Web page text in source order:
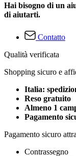
Hai bisogno di un
di aiutarti.
Contatto
Qualità verificata
Shopping sicuro e
Italia:
Reso gratuito
Almeno 1
Pagamento
Pagamento sicuro
Contrassegno